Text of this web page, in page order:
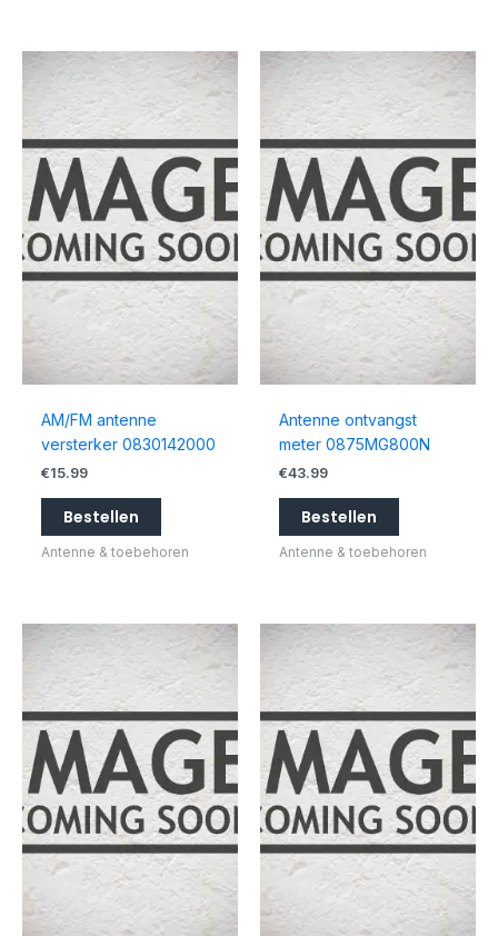
AM/FM antenne
versterker 0830142000
€15.99
Bestellen
Antenne & toebehoren
Antenne ontvangst
meter 0875MG800N
€43.99
Bestellen
Antenne & toebehoren